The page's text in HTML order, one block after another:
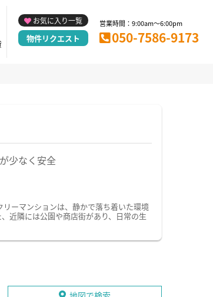
お気に入り一覧
物件リクエスト
営業時間：9:00am～6:00pm
050-7586-9173
少なく安全
ーマンションは、静かで落ち着いた環境
近隣には公園や商店街があり、日常の生